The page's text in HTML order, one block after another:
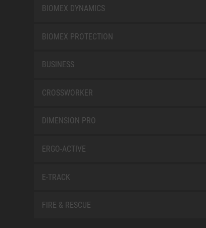
BIOMEX DYNAMICS
BIOMEX PROTECTION
BUSINESS
CROSSWORKER
DIMENSION PRO
ERGO-ACTIVE
E-TRACK
FIRE & RESCUE